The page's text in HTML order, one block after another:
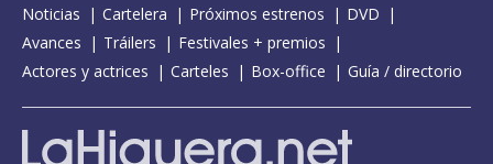
Noticias Cartelera Próximos estrenos
DVD
Avances
Tráilers
Festivales + premios
Actores y actrices
Carteles Box-office Guía / directorio